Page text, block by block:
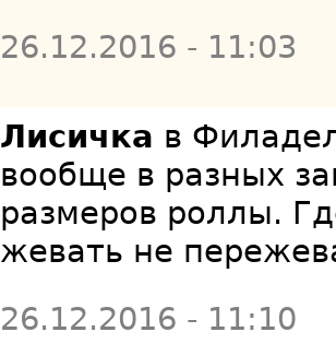
26.12.2016 - 11:03
Лисичка в
вообще в разных
размеров роллы.
жевать не
26.12.2016 - 11:10